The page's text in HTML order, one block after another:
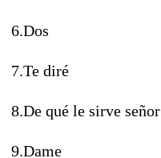
6.Dos
7.Te diré
8.De qué le sirve señor
9.Dame